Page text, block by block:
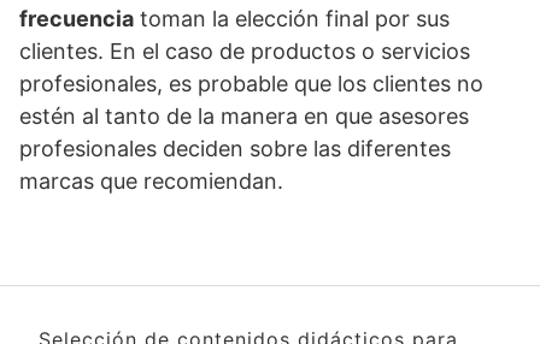
frecuencia toman la elección final por sus
clientes. En el caso de productos o servicios
profesionales, es probable que los clientes no
estén al tanto de la manera en que asesores
profesionales deciden sobre las diferentes
marcas que recomiendan.
Selección de contenidos didácticos para